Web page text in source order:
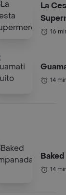
La
16
14
14